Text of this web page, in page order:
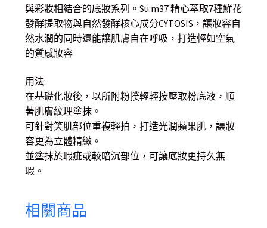
與彩妝相結合的底妝系列。Su:m37 精心萃取7種鮮花
發酵提取物與自然發酵核心成分CYTOSIS，讓妝容自
然水潤的同時還能讓肌膚自在呼吸，打造輕如空氣
的質感妝容
用法:
在基礎化妝後，以所附粉撲輕輕按壓取粉底液，順
著肌膚紋理塗抹。
可針對笑肌部位重複輕拍，打造光潤蘋果肌，讓妝
容更為立體精緻。
並塗抹於瑕疵或較暗沉部位，可讓底妝更持久無
瑕。
相關商品